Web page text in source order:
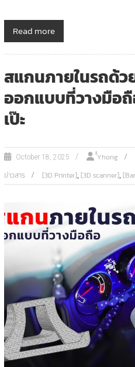
Read more
สแกนภายในรถด้ว
ออกแบบที่วางมือ
เป๊ะ
October 18, 2025 ํํYhong
ข่าวสาร [3D Printer],[3D scanner],